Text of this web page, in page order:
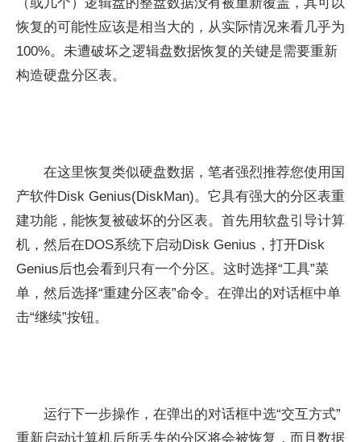
恢复的可能性应该是相当大的，从实际情况来看几乎为
100%。未遭破坏之逻辑盘数据恢复的关键是需要重新
构造硬盘分区表。
在这里恢复类似硬盘数据，笔者强烈推荐您使用国
产软件Disk Genius(DiskMan)。它具有强大的分区表重
建功能，能恢复被破坏的分区表。首先用软盘引导计算
机，然后在DOS系统下启动Disk Genius，打开Disk
Genius后也会看到只有一个分区。这时选择“工具”菜
单，然后选择“重建分区表”命令。在弹出的对话框中单
击“继续”按钮。
运行下一步操作，在弹出的对话框中选“交互方式”
重新启动计算机后所丢失的分区将会被恢复，而且数据